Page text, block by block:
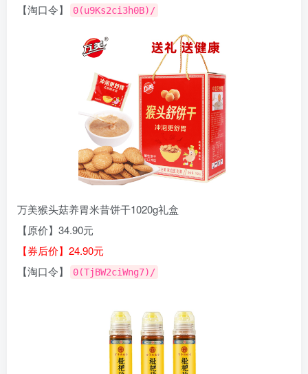
【淘口令】
0(u9Ks2ci3h0B)/
万美猴头菇养胃米昔饼干1020g礼盒
【原价】34.90元
【券后价】24.90元
【淘口令】
0(TjBW2ciWng7)/